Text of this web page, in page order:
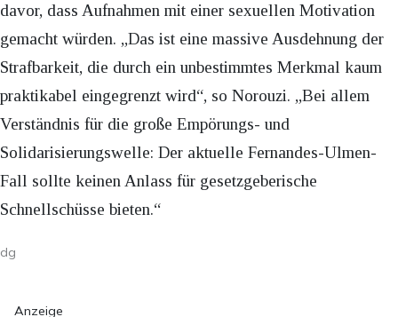
davor, dass Aufnahmen mit einer sexuellen Motivation
gemacht würden. „Das ist eine massive Ausdehnung der
Strafbarkeit, die durch ein unbestimmtes Merkmal kaum
praktikabel eingegrenzt wird“, so Norouzi. „Bei allem
Verständnis für die große Empörungs- und
Solidarisierungswelle: Der aktuelle Fernandes-Ulmen-
Fall sollte keinen Anlass für gesetzgeberische
Schnellschüsse bieten.“
dg
Anzeige